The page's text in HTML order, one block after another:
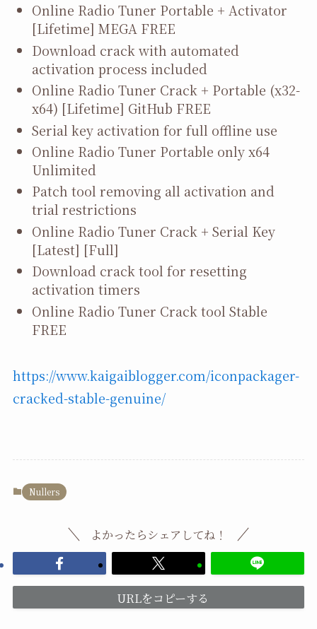
Online Radio Tuner Portable + Activator
[Lifetime] MEGA FREE
Download crack with automated
activation process included
Online Radio Tuner Crack + Portable (x32-
x64) [Lifetime] GitHub FREE
Serial key activation for full offline use
Online Radio Tuner Portable only x64
Unlimited
Patch tool removing all activation and
trial restrictions
Online Radio Tuner Crack + Serial Key
[Latest] [Full]
Download crack tool for resetting
activation timers
Online Radio Tuner Crack tool Stable
FREE
https://www.kaigaiblogger.com/iconpackager-
cracked-stable-genuine/
Nullers
よかったらシェアしてね！
URLをコピーする